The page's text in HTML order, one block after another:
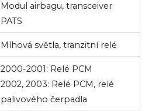
Modul airbagu, transceiver
PATS
Mlhová světla, tranzitní relé
2000-2001: Relé PCM
2002, 2003: Relé PCM, relé
palivového čerpadla